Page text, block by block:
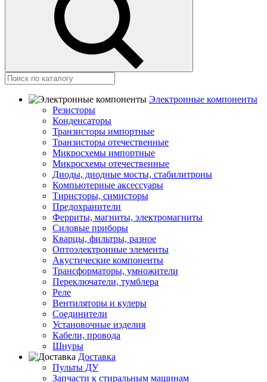
Электронные компоненты
Резисторы
Конденсаторы
Транзисторы импортные
Транзисторы отечественные
Микросхемы импортные
Микросхемы отечественные
Диоды, диодные мосты, стабилитроны
Компьютерные аксессуары
Тиристоры, симисторы
Предохранители
Ферриты, магниты, электромагниты
Силовые приборы
Кварцы, фильтры, разное
Оптоэлектронные элементы
Акустические компоненты
Трансформаторы, умножители
Переключатели, тумблера
Реле
Вентиляторы и кулеры
Соединители
Установочные изделия
Кабели, провода
Шнуры
Доставка
Пульты ДУ
Запчасти к стиральным машинам